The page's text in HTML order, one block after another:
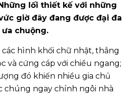
lối thiết kế với những
giờ đây đang được đại đa
chuộng.
hình khối chữ nhật, thẳng
và cứng cáp với chiều ngang;
đó khiến nhiều gia chủ
chúng ngay chính ngôi nhà